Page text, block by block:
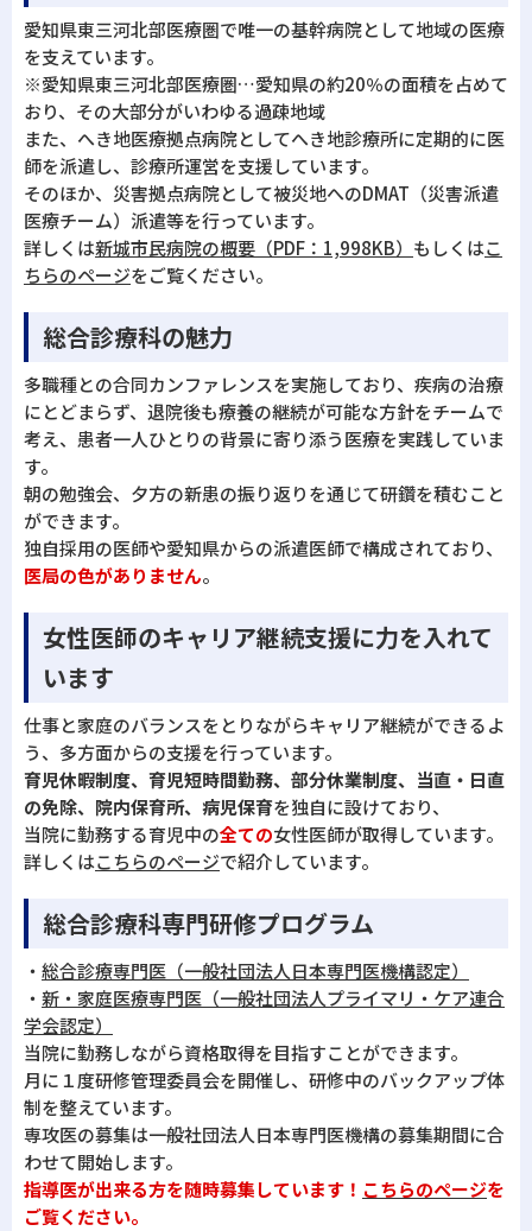
愛知県東三河北部医療圏で唯一の基幹病院として地域の医療
を支えています。
※愛知県東三河北部医療圏…愛知県の約20％の面積を占めて
おり、その大部分がいわゆる過疎地域
また、へき地医療拠点病院としてへき地診療所に定期的に医
師を派遣し、診療所運営を支援しています。
そのほか、災害拠点病院として被災地へのDMAT（災害派遣
医療チーム）派遣等を行っています。
詳しくは新城市民病院の概要（PDF：1,998KB） もしくはこ
ちらのページをご覧ください。
総合診療科の魅力
多職種との合同カンファレンスを実施しており、疾病の治療
にとどまらず、退院後も療養の継続が可能な方針をチームで
考え、患者一人ひとりの背景に寄り添う医療を実践していま
す。
朝の勉強会、夕方の新患の振り返りを通じて研鑽を積むこと
ができます。
独自採用の医師や愛知県からの派遣医師で構成されており、
医局の色がありません。
女性医師のキャリア継続支援に力を入れて
います
仕事と家庭のバランスをとりながらキャリア継続ができるよ
う、多方面からの支援を行っています。
育児休暇制度、育児短時間勤務、部分休業制度、当直・日直
の免除、院内保育所、病児保育を独自に設けており、
当院に勤務する育児中の全ての女性医師が取得しています。
詳しくはこちらのページで紹介しています。
総合診療科専門研修プログラム
・ 総合診療専門医（一般社団法人日本専門医機構認定）
・ 新・家庭医療専門医（一般社団法人プライマリ・ケア連合
学会認定）
当院に勤務しながら資格取得を目指すことができます。
月に１度研修管理委員会を開催し、研修中のバックアップ体
制を整えています。
専攻医の募集は一般社団法人日本専門医機構の募集期間に合
わせて開始します。
指導医が出来る方を随時募集しています！ こちらのページを
ご覧ください。